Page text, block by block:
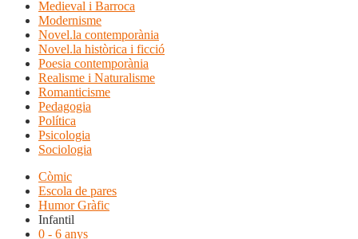
Medieval i Barroca
Modernisme
Novel.la contemporània
Novel.la històrica i ficció
Poesia contemporània
Realisme i Naturalisme
Romanticisme
Pedagogia
Política
Psicologia
Sociologia
Còmic
Escola de pares
Humor Gràfic
Infantil
0 - 6 anys